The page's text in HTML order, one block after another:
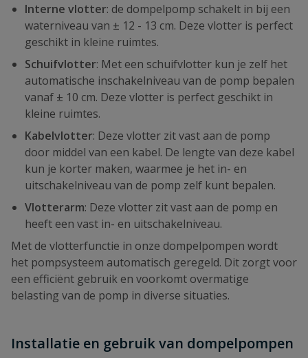
Interne vlotter: de dompelpomp schakelt in bij een
waterniveau van ± 12 - 13 cm. Deze vlotter is perfect
geschikt in kleine ruimtes.
Schuifvlotter: Met een schuifvlotter kun je zelf het
automatische inschakelniveau van de pomp bepalen
vanaf ± 10 cm. Deze vlotter is perfect geschikt in
kleine ruimtes.
Kabelvlotter: Deze vlotter zit vast aan de pomp
door middel van een kabel. De lengte van deze kabel
kun je korter maken, waarmee je het in- en
uitschakelniveau van de pomp zelf kunt bepalen.
Vlotterarm: Deze vlotter zit vast aan de pomp en
heeft een vast in- en uitschakelniveau.
Met de vlotterfunctie in onze dompelpompen wordt
het pompsysteem automatisch geregeld. Dit zorgt voor
een efficiënt gebruik en voorkomt overmatige
belasting van de pomp in diverse situaties.
Installatie en gebruik van dompelpompen